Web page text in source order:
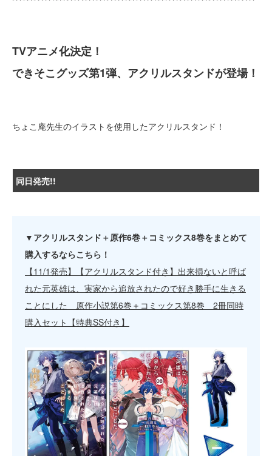
TVアニメ化決定！
できそこグッズ第1弾、アクリルスタンドが登場！
ちょこ庵先生のイラストを使用したアクリルスタンド！
同日発売!!
▼アクリルスタンド＋原作6巻＋コミックス8巻をまとめて
購入するならこちら！
【11/1発売】【アクリルスタンド付き】出来損ないと呼ば
れた元英雄は、実家から追放されたので好き勝手に生きる
ことにした 原作小説第6巻＋コミックス第8巻 2冊同時
購入セット【特典SS付き】